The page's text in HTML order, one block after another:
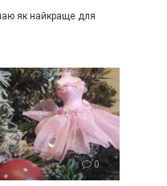
як найкраще для
0